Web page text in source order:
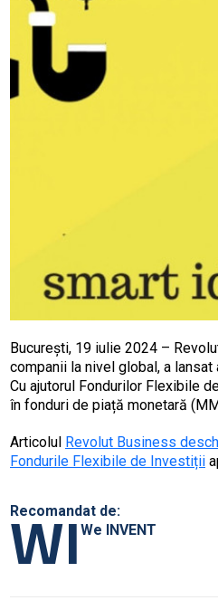
București, 19 iulie 2024 –
companii la nivel global, a
Cu ajutorul Fondurilor Flexibile
în fonduri de piață monetară
Articolul Revolut Business
Fondurile Flexibile de Investiții
Recomandat de:
WIWe INVENT